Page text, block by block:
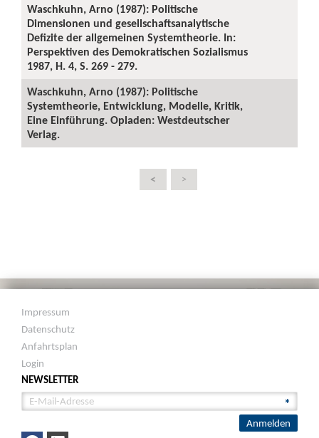
Waschkuhn, Arno (1987): Politische
Dimensionen und gesellschaftsanalytische
Defizite der allgemeinen Systemtheorie. In:
Perspektiven des Demokratischen Sozialismus
1987, H. 4, S. 269 - 279.
Waschkuhn, Arno (1987): Politische
Systemtheorie, Entwicklung, Modelle, Kritik,
Eine Einführung. Opladen: Westdeutscher
Verlag.
< >
Impressum
Datenschutz
Anfahrtsplan
Login
NEWSLETTER